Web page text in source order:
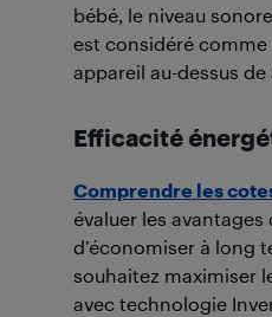
bébé, le niveau
est considéré comme
appareil au-dessus
Efficacité
Comprendre les cotes
évaluer les
d’économiser à long
souhaitez maximiser
avec technologie